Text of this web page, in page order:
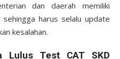
dan daerah memiliki
harus selalu update
kesalahan.
Lulus Test CAT SKD